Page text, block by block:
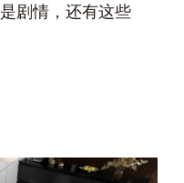
剧情，还有这些